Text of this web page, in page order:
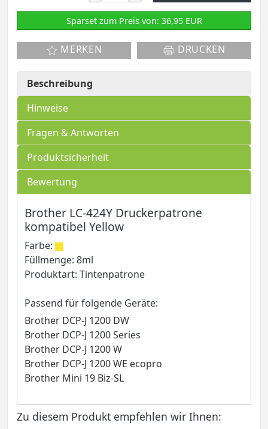
Sparset zum Preis von: 36,95 EUR
MERKEN DRUCKEN
Beschreibung
Hinweise
Fragen & Antworten
Produktsicherheit
Bewertung
Brother LC-424Y Druckerpatrone
kompatibel Yellow
Farbe:
Füllmenge: 8ml
Produktart: Tintenpatrone
Passend für folgende Geräte:
Brother DCP-J 1200 DW
Brother DCP-J 1200 Series
Brother DCP-J 1200 W
Brother DCP-J 1200 WE ecopro
Brother Mini 19 Biz-SL
Zu diesem Produkt empfehlen wir Ihnen: